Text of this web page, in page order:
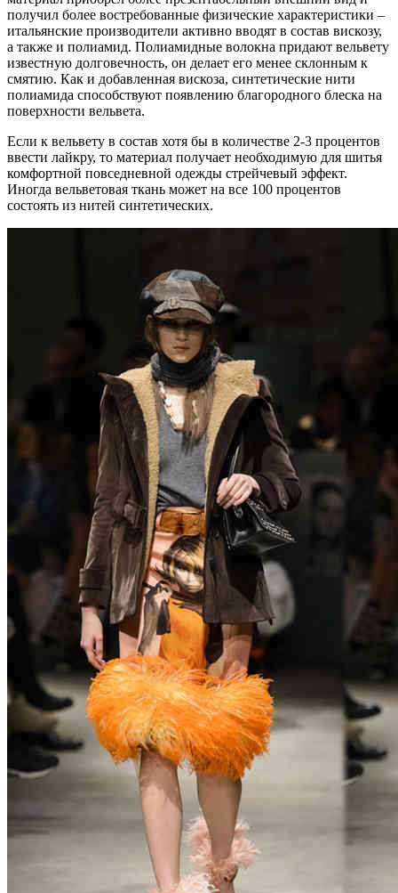
получил более востребованные физические характеристики –
итальянские производители активно вводят в состав вискозу,
а также и полиамид. Полиамидные волокна придают вельвету
известную долговечность, он делает его менее склонным к
смятию. Как и добавленная вискоза, синтетические нити
полиамида способствуют появлению благородного блеска на
поверхности вельвета.
Если к вельвету в состав хотя бы в количестве 2-3 процентов
ввести лайкру, то материал получает необходимую для шитья
комфортной повседневной одежды стрейчевый эффект.
Иногда вельветовая ткань может на все 100 процентов
состоять из нитей синтетических.